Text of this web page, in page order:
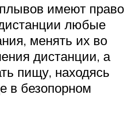
имеют право
любые
менять их во
дистанции, а
пищу, находясь
в безопорном